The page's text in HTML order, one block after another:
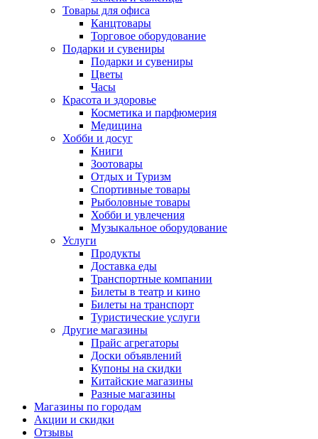
Товары для офиса
Канцтовары
Торговое оборудование
Подарки и сувениры
Подарки и сувениры
Цветы
Часы
Красота и здоровье
Косметика и парфюмерия
Медицина
Хобби и досуг
Книги
Зоотовары
Отдых и Туризм
Спортивные товары
Рыболовные товары
Хобби и увлечения
Музыкальное оборудование
Услуги
Продукты
Доставка еды
Транспортные компании
Билеты в театр и кино
Билеты на транспорт
Туристические услуги
Другие магазины
Прайс агрегаторы
Доски объявлений
Купоны на скидки
Китайские магазины
Разные магазины
Магазины по городам
Акции и скидки
Отзывы